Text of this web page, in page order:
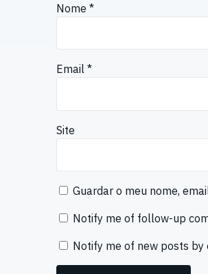
Nome *
Email *
Site
Guardar o meu nome,
Notify me of follow-up
Notify me of new posts by